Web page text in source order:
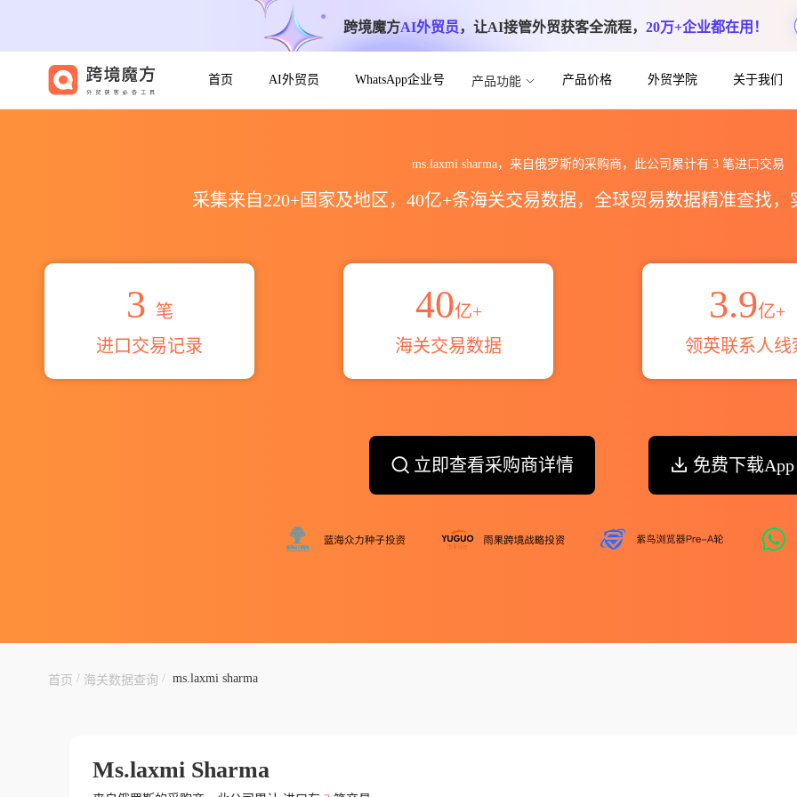
跨境魔方AI外贸员，让AI接管外贸获客全流程， 20万+企业都在用！
首页 AI外贸员 WhatsApp企业号 产品功能 产品价格 外贸学院 关于我们
ms.laxmi sharma，来自俄罗斯的采购商，此公司累计有 3笔进口交易
采集来自220+国家及地区，40亿+条海关交易数据，全球贸易数据精准查找
3 笔
进口交易记录
40亿+
海关交易数据
3.9亿+
领英联系人线
立即查看采购商详情 免费下载App
首页 / 海关数据查询 / ms.laxmi sharma
Ms.laxmi Sharma